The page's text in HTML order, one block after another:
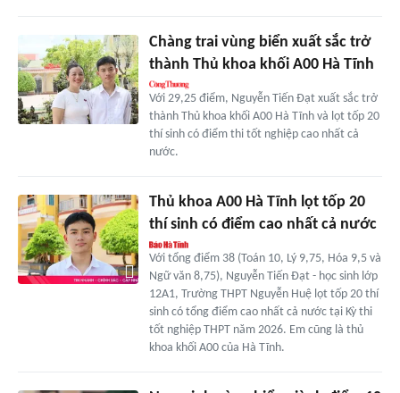
Chàng trai vùng biển xuất sắc trở
thành Thủ khoa khối A00 Hà Tĩnh
Với 29,25 điểm, Nguyễn Tiến Đạt xuất sắc trở
thành Thủ khoa khối A00 Hà Tĩnh và lọt tốp 20
thí sinh có điểm thi tốt nghiệp cao nhất cả
nước.
Thủ khoa A00 Hà Tĩnh lọt tốp 20
thí sinh có điểm cao nhất cả nước
Với tổng điểm 38 (Toán 10, Lý 9,75, Hóa 9,5 và
Ngữ văn 8,75), Nguyễn Tiến Đạt - học sinh lớp
12A1, Trường THPT Nguyễn Huệ lọt tốp 20 thí
sinh có tổng điểm cao nhất cả nước tại Kỳ thi
tốt nghiệp THPT năm 2026. Em cũng là thủ
khoa khối A00 của Hà Tĩnh.